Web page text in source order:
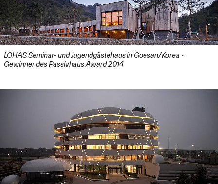
LOHAS Seminar- und Jugendgästehaus in Goesan/Korea -
Gewinner des Passivhaus Award 2014